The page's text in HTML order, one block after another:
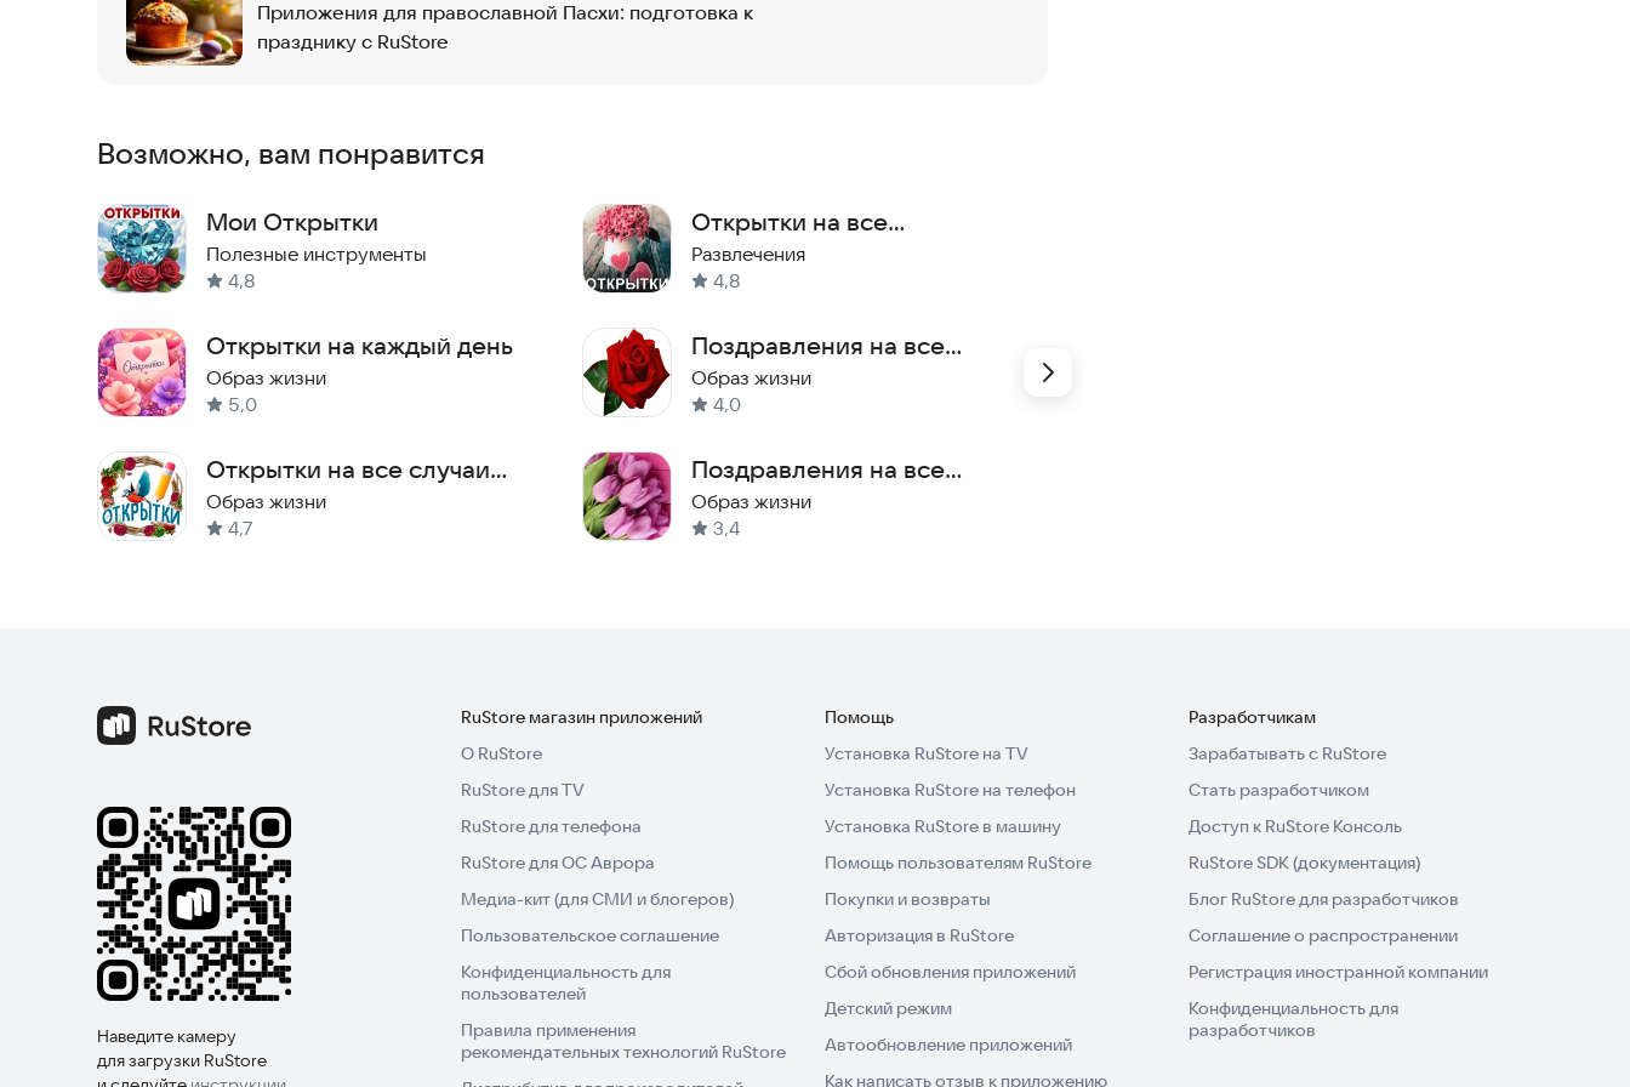
Приложения для православной Пасхи: подготовка к
празднику с RuStore
Возможно, вам понравится
Мои Открытки
Полезные инструменты
4,8
Открытки на каждый день
Образ жизни
5,0
Открытки на все случаи
жизни, на каждый день и
GIF
Образ жизни
4,7
Открытки на все
поздравления
Развлечения
4,8
Поздравления на все
случаи
Образ жизни
4,0
Поздравления на все
случаи
Образ жизни
3,4
Наведите камеру
для загрузки RuStore
RuStore магазин приложений
О RuStore
RuStore для TV
RuStore для телефона
RuStore для ОС Аврора
Медиа-кит (для СМИ и блогеров)
Пользовательское соглашение
Конфиденциальность для
пользователей
Правила применения
рекомендательных технологий RuStore
Помощь
Установка RuStore на TV
Установка RuStore на телефон
Установка RuStore в машину
Помощь пользователям RuStore
Покупки и возвраты
Авторизация в RuStore
Сбой обновления приложений
Детский режим
Автообновление приложений
Как написать отзыв к приложению
Разработчикам
Зарабатывать с RuStore
Стать разработчиком
Доступ к RuStore Консоль
RuStore SDK (документация)
Блог RuStore для разработчиков
Соглашение о распространении
Регистрация иностранной компании
Конфиденциальность для
разработчиков